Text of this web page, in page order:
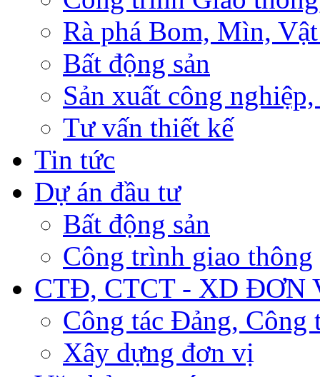
Rà phá Bom, Mìn,
Bất động sản
Sản xuất công
Tư vấn thiết kế
Tin tức
Dự án đầu tư
Bất động sản
Công trình giao thông
CTĐ, CTCT - XD ĐƠN
Công tác Đảng, Công
Xây dựng đơn vị